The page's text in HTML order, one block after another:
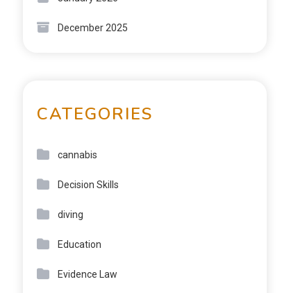
December 2025
CATEGORIES
cannabis
Decision Skills
diving
Education
Evidence Law